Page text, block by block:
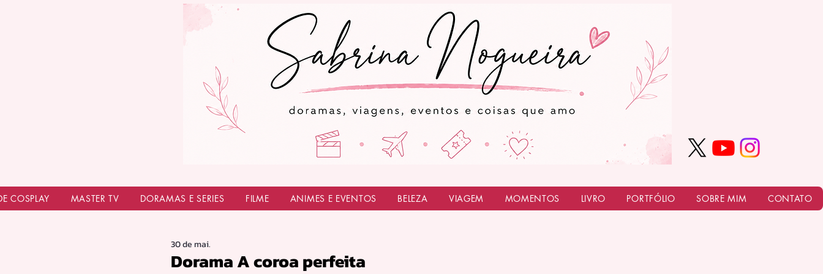
COSPLAY MASTER TV DORAMAS E SERIES FILME ANIMES E EVENTOS BELEZA VIAGEM MOMENTOS LIVRO PORTFÓLIO SOBRE MIM CONTATO
Dorama A coroa perfeita
30 de mai.